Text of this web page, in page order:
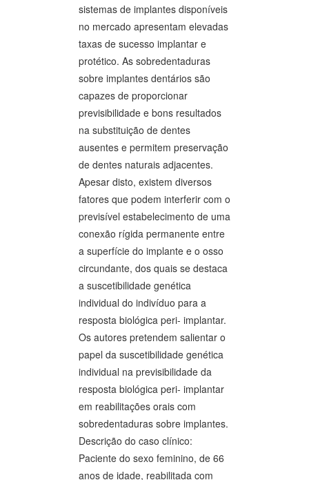
sistemas de implantes disponíveis
no mercado apresentam elevadas
taxas de sucesso implantar e
protético. As sobredentaduras
sobre implantes dentários são
capazes de proporcionar
previsibilidade e bons resultados
na substituição de dentes
ausentes e permitem preservação
de dentes naturais adjacentes.
Apesar disto, existem diversos
fatores que podem interferir com o
previsível estabelecimento de uma
conexão rígida permanente entre
a superfície do implante e o osso
circundante, dos quais se destaca
a suscetibilidade genética
individual do indivíduo para a
resposta biológica peri- implantar.
Os autores pretendem salientar o
papel da suscetibilidade genética
individual na previsibilidade da
resposta biológica peri- implantar
em reabilitações orais com
sobredentaduras sobre implantes.
Descrição do caso clínico:
Paciente do sexo feminino, de 66
anos de idade, reabilitada com